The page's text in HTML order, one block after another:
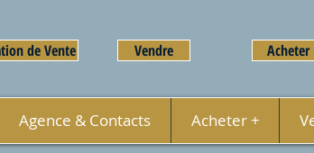
de Vente Vendre Acheter
Agence & Contacts Acheter +